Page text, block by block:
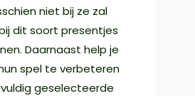
niet bij ze zal
dit soort presentjes
Daarnaast help je
spel te verbeteren
geselecteerde